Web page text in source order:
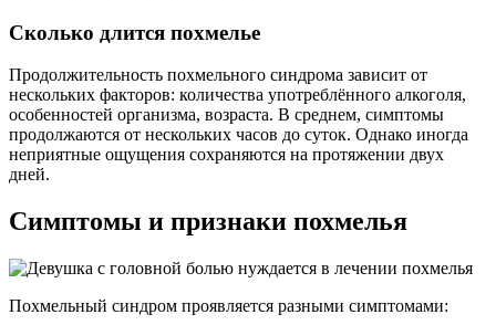
Сколько длится похмелье
Продолжительность похмельного синдрома зависит от
нескольких факторов: количества употреблённого алкоголя,
особенностей организма, возраста. В среднем, симптомы
продолжаются от нескольких часов до суток. Однако иногда
неприятные ощущения сохраняются на протяжении двух
дней.
Симптомы и признаки похмелья
Похмельный синдром проявляется разными симптомами: